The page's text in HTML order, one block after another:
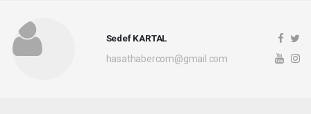
Sedef KARTAL
hasathabercom@gmail.com